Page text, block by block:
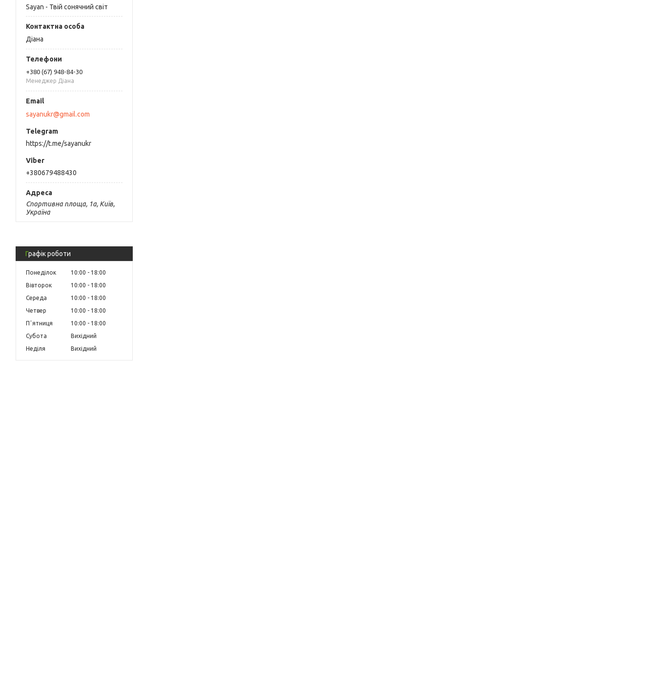
Sayan - Твій сонячний світ
Діана
+380 (67) 948-84-30
Менеджер Діана
sayanukr@gmail.com
https://t.me/sayanukr
+380679488430
Спортивна площа, 1а, Київ,
Україна
Графік роботи
Понеділок 10:00
18:00
Вівторок
10:00
18:00
Середа
10:00
18:00
Четвер
10:00
18:00
Пʼятниця
10:00
18:00
Субота
Вихідний
Неділя
Вихідний